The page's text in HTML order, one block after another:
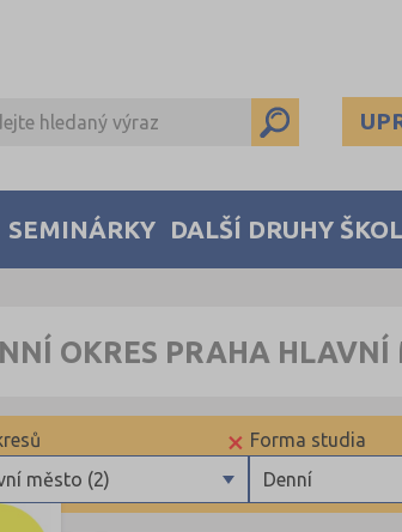
SEMINÁRKY DALŠÍ DRUHY ŠKOL
OKRES PRAHA HLAVNÍ
Denní
Forma studia
×
město (2)
(2)